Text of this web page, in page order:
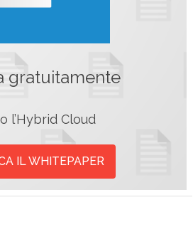
gratuitamente
l’Hybrid Cloud
IL WHITEPAPER